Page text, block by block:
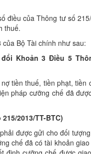
điều của Thông tư số
thuế.
Bộ Tài chính như sau:
Khoản 3 Điều 5
tiền thuế, tiền phạt, tiền
pháp cưỡng chế đã
2013/TT-BTC)
được gửi cho đối
chế đã có tài khoản